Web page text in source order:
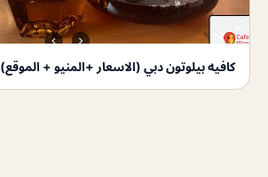
كافيه بيلوتون دبي (الاسعار +المنيو + الموقع)